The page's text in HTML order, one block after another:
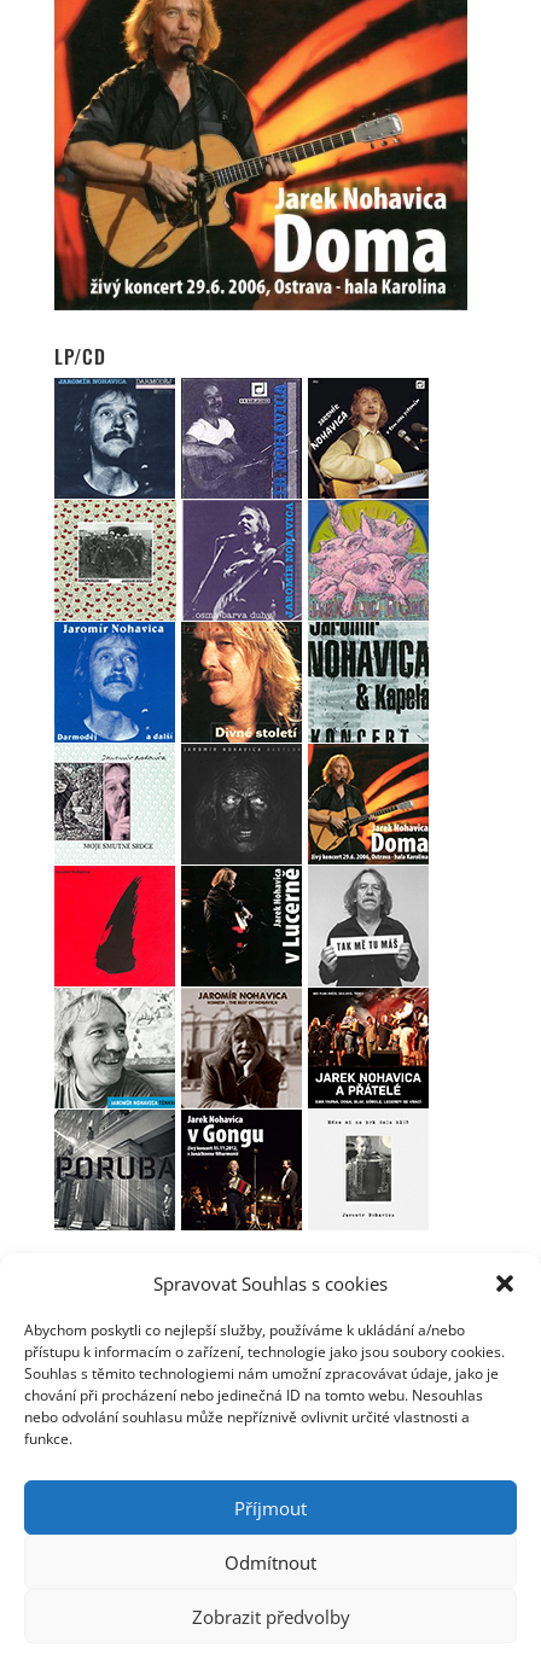
Spravovat Souhlas s cookies
Abychom poskytli co nejlepší služby, používáme k ukládání a/nebo
přístupu k informacím o zařízení, technologie jako jsou soubory cookies.
Souhlas s těmito technologiemi nám umožní zpracovávat údaje, jako je
chování při procházení nebo jedinečná ID na tomto webu. Nesouhlas
nebo odvolání souhlasu může nepříznivě ovlivnit určité vlastnosti a
funkce.
Příjmout
Odmítnout
Zobrazit předvolby
LP/CD
Linhart | Webhosting: ha-vel |Webarchivováno